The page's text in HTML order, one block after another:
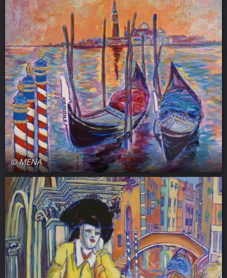
© MENA